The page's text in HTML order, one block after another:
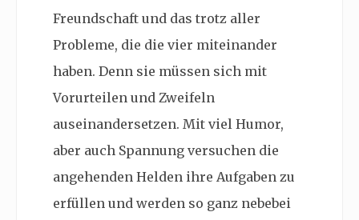
Freundschaft und das trotz aller
Probleme, die die vier miteinander
haben. Denn sie müssen sich mit
Vorurteilen und Zweifeln
auseinandersetzen. Mit viel Humor,
aber auch Spannung versuchen die
angehenden Helden ihre Aufgaben zu
erfüllen und werden so ganz nebebei